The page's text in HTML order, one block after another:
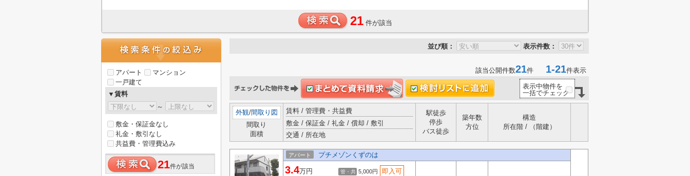
21 件が該当
並び順： 表示件数：
該当公開件数21件 1-21件表示
表示中物件を
一括でチェック
外観/間取り図
間取り
面積
賃料 / 管理費・共益費
敷金 / 保証金 / 礼金 / 償却 / 敷引
交通 / 所在地
駅徒歩
停歩
バス徒歩
築年数
方位
構造
所在階 / （階建）
アパート プチメゾンくずのは
3.4万円 管・共 5,000円 即入可
アパート
マンション
一戸建て
▼賃料
～
敷金・保証金なし
礼金・敷引なし
共益費・管理費込み
21件が該当